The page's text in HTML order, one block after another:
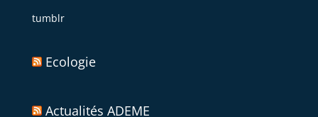
tumblr
Ecologie
Actualités ADEME